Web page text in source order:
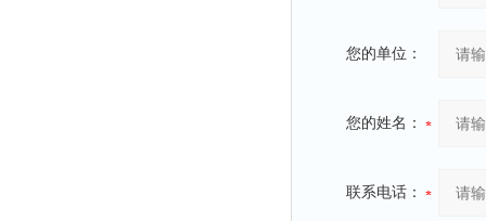
您的单位：
您的姓名：
联系电话：